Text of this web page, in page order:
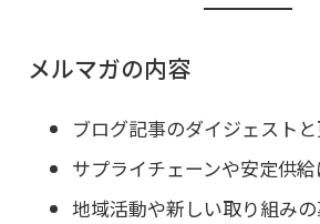
メルマガの内容
ブログ記事のダイジェスト
サプライチェーンや安定供
地域活動や新しい取り組み